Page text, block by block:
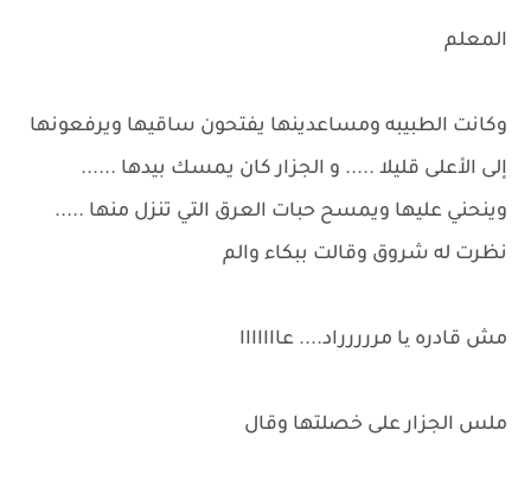
المعلم
وكانت الطبيبه ومساعدينها يفتحون ساقيها ويرفعونها
إلى الأعلى قليلا ..... و الجزار كان يمسك بيدها ......
وينحني عليها ويمسح حبات العرق التي تنزل منها .....
نظرت له شروق وقالت ببكاء والم
مش قادره یا مررررراد.... عااااااا
ملس الجزار على خصلتها وقال